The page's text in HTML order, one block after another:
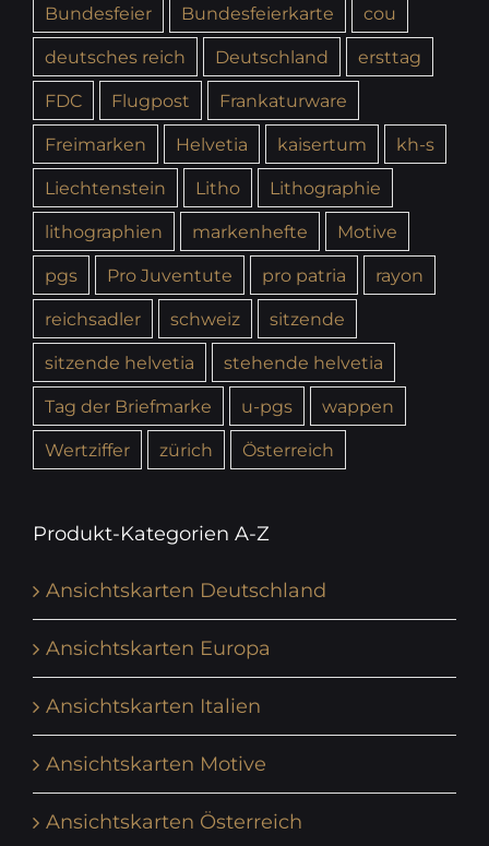
Bundesfeier
Bundesfeierkarte
cou
deutsches reich
Deutschland
ersttag
FDC
Flugpost
Frankaturware
Freimarken
Helvetia kaisertum
kh-s
Liechtenstein
Litho
Lithographie
lithographien
markenhefte
Motive
pgs
Pro Juventute pro patria
rayon
reichsadler
schweiz
sitzende
sitzende helvetia
stehende helvetia
Tag der Briefmarke
u-pgs
wappen
Wertziffer
zürich Österreich
Produkt-Kategorien A-Z
Ansichtskarten Deutschland
Ansichtskarten Europa
Ansichtskarten Italien
Ansichtskarten Motive
Ansichtskarten Österreich